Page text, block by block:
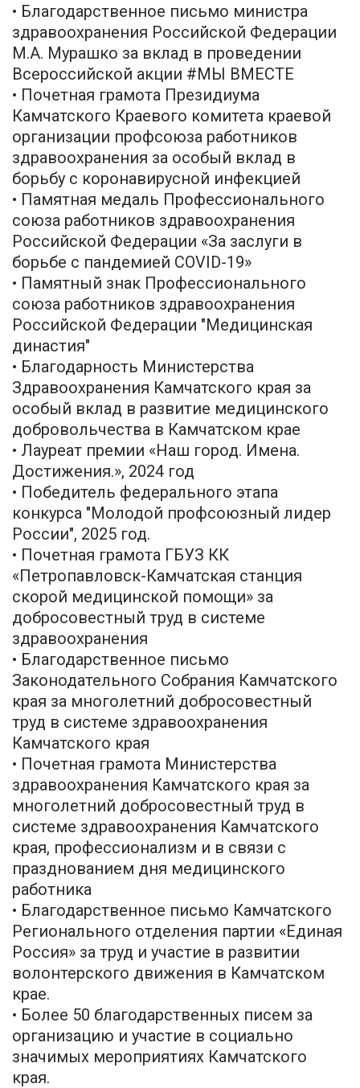
• Благодарственное письмо министра
здравоохранения Российской Федерации
М.А. Мурашко за вклад в проведении
Всероссийской акции #МЫ ВМЕСТЕ
• Почетная грамота Президиума
Камчатского Краевого комитета краевой
организации профсоюза работников
здравоохранения за особый вклад в
борьбу с коронавирусной инфекцией
• Памятная медаль Профессионального
союза работников здравоохранения
Российской Федерации «За заслуги в
борьбе с пандемией COVID-19»
• Памятный знак Профессионального
союза работников здравоохранения
Российской Федерации "Медицинская
династия"
• Благодарность Министерства
Здравоохранения Камчатского края за
особый вклад в развитие медицинского
добровольчества в Камчатском крае
• Лауреат премии «Наш город. Имена.
Достижения.», 2024 год
• Победитель федерального этапа
конкурса "Молодой профсоюзный лидер
России", 2025 год.
• Почетная грамота ГБУЗ КК
«Петропавловск-Камчатская станция
скорой медицинской помощи» за
добросовестный труд в системе
здравоохранения
• Благодарственное письмо
Законодательного Собрания Камчатского
края за многолетний добросовестный
труд в системе здравоохранения
Камчатского края
• Почетная грамота Министерства
здравоохранения Камчатского края за
многолетний добросовестный труд в
системе здравоохранения Камчатского
края, профессионализм и в связи с
празднованием дня медицинского
работника
• Благодарственное письмо Камчатского
Регионального отделения партии «Единая
Россия» за труд и участие в развитии
волонтерского движения в Камчатском
крае.
• Более 50 благодарственных писем за
организацию и участие в социально
значимых мероприятиях Камчатского
края.